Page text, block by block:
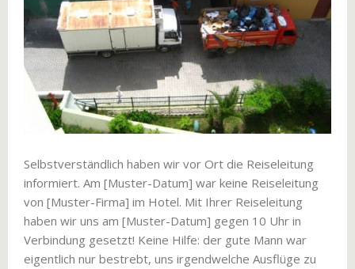
Selbstverständlich haben wir vor Ort die Reiseleitung
informiert. Am [Muster-Datum] war keine Reiseleitung
von [Muster-Firma] im Hotel. Mit Ihrer Reiseleitung
haben wir uns am [Muster-Datum] gegen 10 Uhr in
Verbindung gesetzt! Keine Hilfe: der gute Mann war
eigentlich nur bestrebt, uns irgendwelche Ausflüge zu